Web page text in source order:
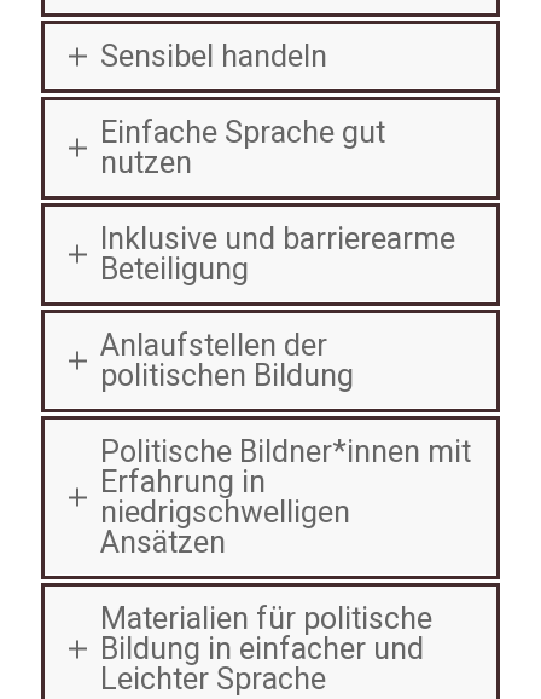
Sensibel handeln
Einfache Sprache gut
nutzen
Inklusive und barrierearme
Beteiligung
Anlaufstellen der
politischen Bildung
Politische Bildner*innen mit
Erfahrung in
niedrigschwelligen
Ansätzen
Materialien für politische
Bildung in einfacher und
Leichter Sprache